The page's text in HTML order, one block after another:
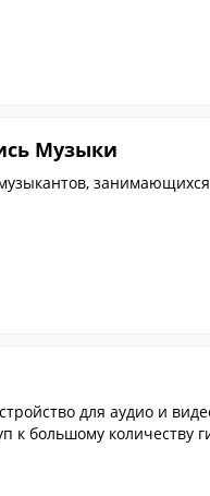
Музыки
для аудио и
к большому количеству